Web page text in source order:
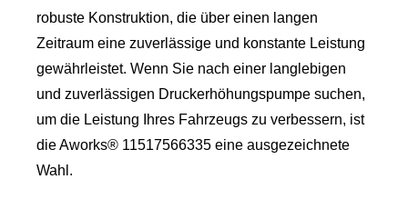
robuste Konstruktion, die über einen langen
Zeitraum eine zuverlässige und konstante Leistung
gewährleistet. Wenn Sie nach einer langlebigen
und zuverlässigen Druckerhöhungspumpe suchen,
um die Leistung Ihres Fahrzeugs zu verbessern, ist
die Aworks® 11517566335 eine ausgezeichnete
Wahl.